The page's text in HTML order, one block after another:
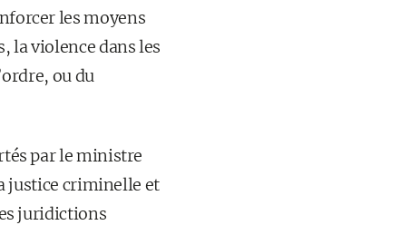
les moyens
la violence dans les
ou du
par le ministre
justice criminelle et
juridictions